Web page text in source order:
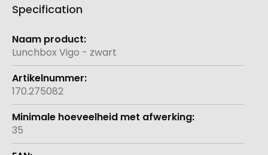
Specification
Meer
informatie
Lunchbox Vigo - zwart
170.275082
35